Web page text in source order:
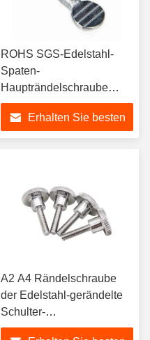
ROHS SGS-Edelstahl-
Spaten-
Haupträndelschraube
Soem-ODM
Erhalten Sie besten
A2 A4 Rändelschraube
der Edelstahl-gerändelte
Schulter-
Rändelschrauben-DIN464